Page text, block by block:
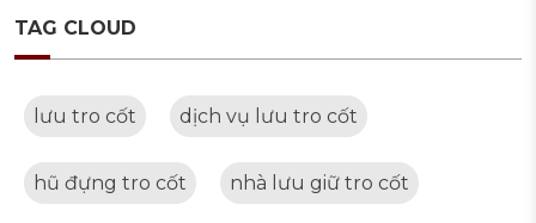
TAG CLOUD
lưu tro cốt dịch vụ lưu tro cốt
hũ đựng tro cốt nhà lưu giữ tro cốt